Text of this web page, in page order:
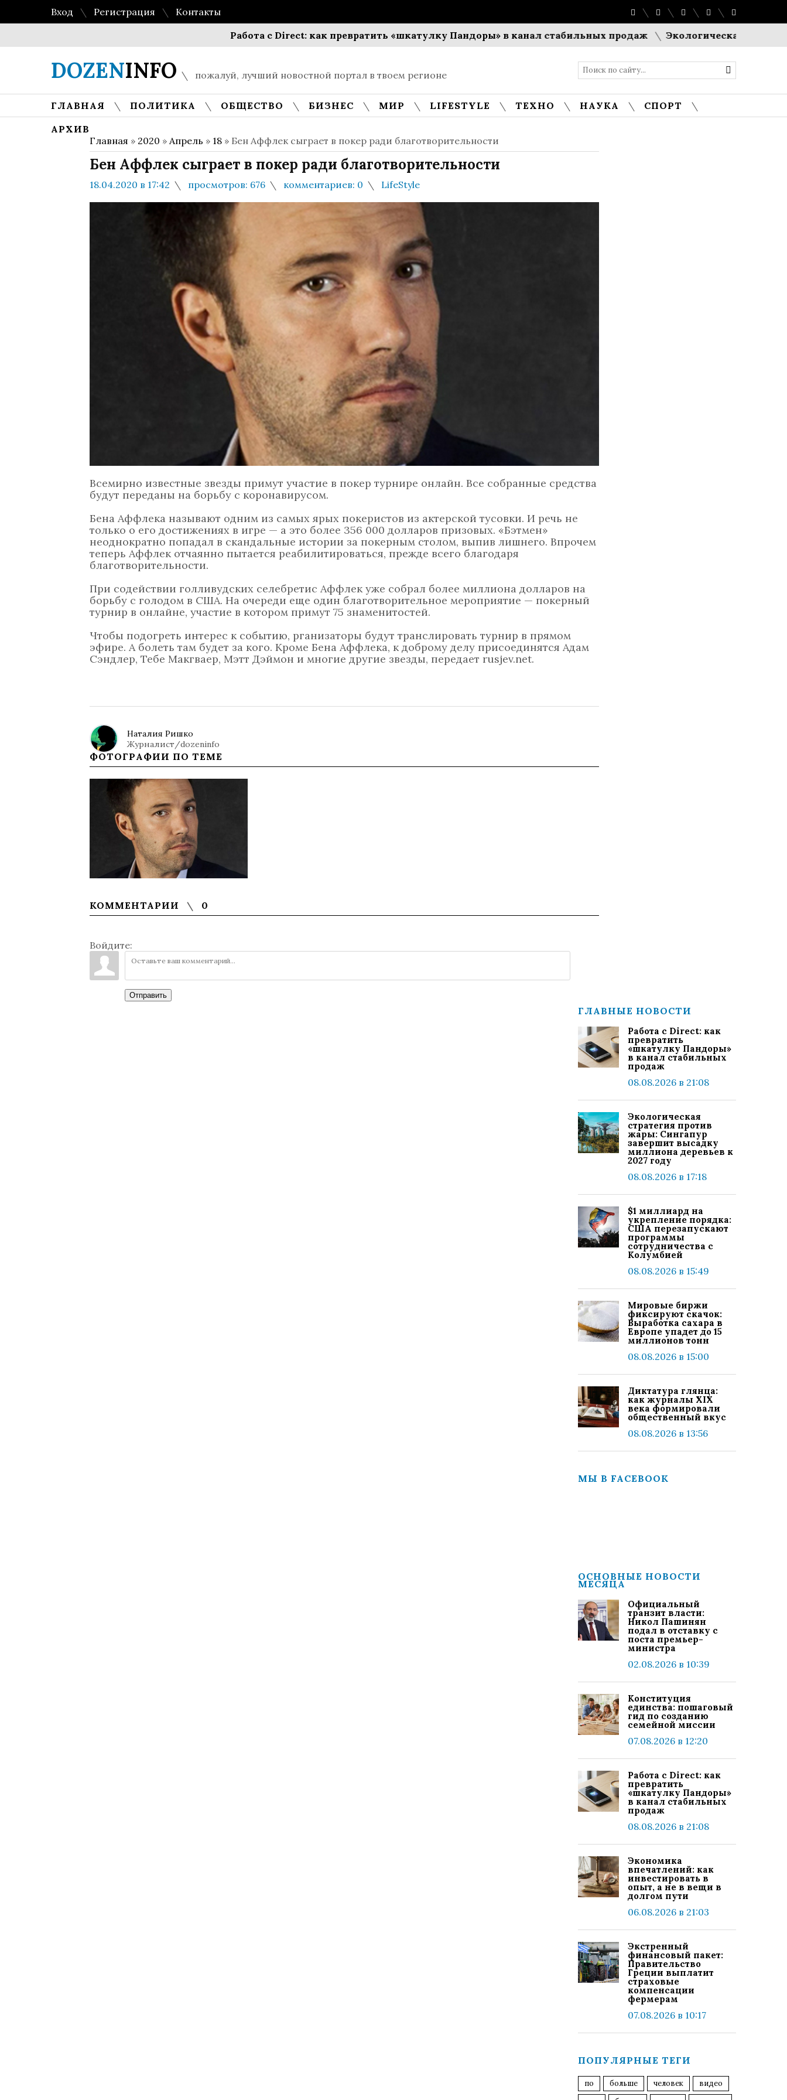
Вход Регистрация
Контакты
Работа с Direct: как превратить «шкатулку Пандоры» в канал стабильных продаж
Экологическая стратегия
DOZENINFO пожалуй, лучший новостной портал в твоем регионе
ГЛАВНАЯ ПОЛИТИКА ОБЩЕСТВО БИЗНЕС МИР LIFESTYLE ТЕХНО НАУКА
СПОРТ
АРХИВ
Главная » 2020 » Апрель » 18 » Бен Аффлек сыграет в покер ради благотворительности
Бен Аффлек сыграет в покер ради благотворительности
18.04.2020 в 17:42 просмотров: 676 комментариев: 0 LifeStyle
Всемирно известные звезды примут участие в покер турнире онлайн. Все собранные средства
будут переданы на борьбу с коронавирусом.
Бена Аффлека называют одним из самых ярых покеристов из актерской тусовки. И речь не
только о его достижениях в игре — а это более 356 000 долларов призовых. «Бэтмен»
неоднократно попадал в скандальные истории за покерным столом, выпив лишнего. Впрочем
теперь Аффлек отчаянно пытается реабилитироваться, прежде всего благодаря
благотворительности.
При содействии голливудских селебретис Аффлек уже собрал более миллиона долларов на
борьбу с голодом в США. На очереди еще один благотворительное мероприятие — покерный
турнир в онлайне, участие в котором примут 75 знаменитостей.
Чтобы подогреть интерес к событию, рганизаторы будут транслировать турнир в прямом
эфире. А болеть там будет за кого. Кроме Бена Аффлека, к доброму делу присоединятся Адам
Сэндлер, Тебе Макгваер, Мэтт Дэймон и многие другие звезды, передает rusjev.net.
Наталия Ришко
Журналист/dozeninfo
ФОТОГРАФИИ ПО ТЕМЕ
КОММЕНТАРИИ 0
Войдите:
Отправить
ГЛАВНЫЕ НОВОСТИ
Работа с Direct: как
превратить
«шкатулку Пандоры»
в канал стабильных
продаж
08.08.2026 в 21:08
Экологическая
стратегия против
жары: Сингапур
завершит высадку
миллиона деревьев к
2027 году
08.08.2026 в 17:18
$1 миллиард на
укрепление порядка:
США перезапускают
программы
сотрудничества с
Колумбией
08.08.2026 в 15:49
Мировые биржи
фиксируют скачок:
Выработка сахара в
Европе упадет до 15
миллионов тонн
08.08.2026 в 15:00
Диктатура глянца:
как журналы XIX
века формировали
общественный вкус
08.08.2026 в 13:56
МЫ В FACEBOOK
ОСНОВНЫЕ НОВОСТИ
МЕСЯЦА
Официальный
транзит власти:
Никол Пашинян
подал в отставку с
поста премьер-
министра
02.08.2026 в 10:39
Конституция
единства: пошаговый
гид по созданию
семейной миссии
07.08.2026 в 12:20
Работа с Direct: как
превратить
«шкатулку Пандоры»
в канал стабильных
продаж
08.08.2026 в 21:08
Экономика
впечатлений: как
инвестировать в
опыт, а не в вещи в
долгом пути
06.08.2026 в 21:03
Экстренный
финансовый пакет:
Правительство
Греции выплатит
страховые
компенсации
фермерам
07.08.2026 в 10:17
ПОПУЛЯРНЫЕ ТЕГИ
по больше человек
видео